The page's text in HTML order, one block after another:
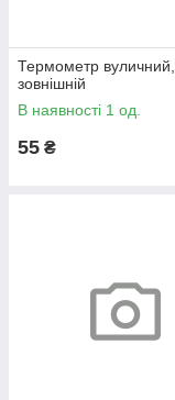
Термометр вуличний,
зовнішній
В наявності 1 од.
55 ₴